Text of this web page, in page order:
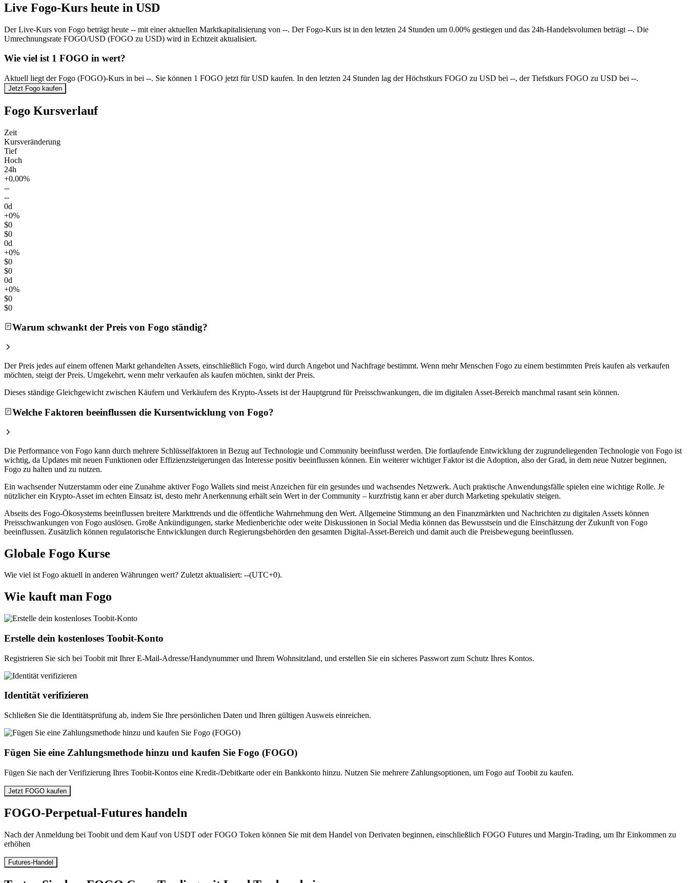
Live Fogo-Kurs heute in USD
Der Live-Kurs von Fogo beträgt heute -- mit einer aktuellen Marktkapitalisierung von --. Der Fogo-Kurs ist in den letzten 24 Stunden um 0.00% gestiegen und das 24h-Handelsvolumen beträgt --. Die
Umrechnungsrate FOGO/USD (FOGO zu USD) wird in Echtzeit aktualisiert.
Wie viel ist 1 FOGO in wert?
Aktuell liegt der Fogo (FOGO)-Kurs in bei --. Sie können 1 FOGO jetzt für USD kaufen. In den letzten 24 Stunden lag der Höchstkurs FOGO zu USD bei --, der Tiefstkurs FOGO zu USD bei --.
Jetzt Fogo kaufen
Fogo Kursverlauf
Zeit
Kursveränderung
Tief
Hoch
24h
+0.00%
--
--
0d
+0%
$0
$0
0d
+0%
$0
$0
0d
+0%
$0
$0
Warum schwankt der Preis von Fogo ständig?
Der Preis jedes auf einem offenen Markt gehandelten Assets, einschließlich Fogo, wird durch Angebot und Nachfrage bestimmt. Wenn mehr Menschen Fogo zu einem bestimmten Preis kaufen als verkaufen
möchten, steigt der Preis. Umgekehrt, wenn mehr verkaufen als kaufen möchten, sinkt der Preis.
Dieses ständige Gleichgewicht zwischen Käufern und Verkäufern des Krypto-Assets ist der Hauptgrund für Preisschwankungen, die im digitalen Asset-Bereich manchmal rasant sein können.
Welche Faktoren beeinflussen die Kursentwicklung von Fogo?
Die Performance von Fogo kann durch mehrere Schlüsselfaktoren in Bezug auf Technologie und Community beeinflusst werden. Die fortlaufende Entwicklung der zugrundeliegenden Technologie von Fogo ist
wichtig, da Updates mit neuen Funktionen oder Effizienzsteigerungen das Interesse positiv beeinflussen können. Ein weiterer wichtiger Faktor ist die Adoption, also der Grad, in dem neue Nutzer beginnen,
Fogo zu halten und zu nutzen.
Ein wachsender Nutzerstamm oder eine Zunahme aktiver Fogo Wallets sind meist Anzeichen für ein gesundes und wachsendes Netzwerk. Auch praktische Anwendungsfälle spielen eine wichtige Rolle. Je
nützlicher ein Krypto-Asset im echten Einsatz ist, desto mehr Anerkennung erhält sein Wert in der Community – kurzfristig kann er aber durch Marketing spekulativ steigen.
Abseits des Fogo-Ökosystems beeinflussen breitere Markttrends und die öffentliche Wahrnehmung den Wert. Allgemeine Stimmung an den Finanzmärkten und Nachrichten zu digitalen Assets können
Preisschwankungen von Fogo auslösen. Große Ankündigungen, starke Medienberichte oder weite Diskussionen in Social Media können das Bewusstsein und die Einschätzung der Zukunft von Fogo
beeinflussen. Zusätzlich können regulatorische Entwicklungen durch Regierungsbehörden den gesamten Digital-Asset-Bereich und damit auch die Preisbewegung beeinflussen.
Globale Fogo Kurse
Wie viel ist Fogo aktuell in anderen Währungen wert? Zuletzt aktualisiert: --(UTC+0).
Wie kauft man Fogo
Erstelle dein kostenloses Toobit-Konto
Registrieren Sie sich bei Toobit mit Ihrer E-Mail-Adresse/Handynummer und Ihrem Wohnsitzland, und erstellen Sie ein sicheres Passwort zum Schutz Ihres Kontos.
Identität verifizieren
Schließen Sie die Identitätsprüfung ab, indem Sie Ihre persönlichen Daten und Ihren gültigen Ausweis einreichen.
Fügen Sie eine Zahlungsmethode hinzu und kaufen Sie Fogo (FOGO)
Fügen Sie nach der Verifizierung Ihres Toobit-Kontos eine Kredit-/Debitkarte oder ein Bankkonto hinzu. Nutzen Sie mehrere Zahlungsoptionen, um Fogo auf Toobit zu kaufen.
Jetzt FOGO kaufen
FOGO-Perpetual-Futures handeln
Nach der Anmeldung bei Toobit und dem Kauf von USDT oder FOGO Token können Sie mit dem Handel von Derivaten beginnen, einschließlich FOGO Futures und Margin-Trading, um Ihr Einkommen zu
erhöhen
Futures-Handel